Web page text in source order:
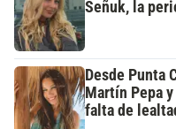
Señuk, la
Desde Punta
Martín Pepa
falta de